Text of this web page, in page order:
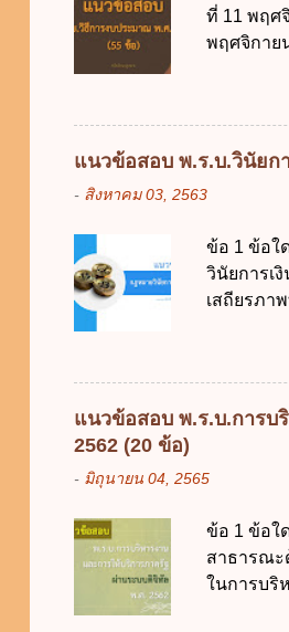
ที่ 11 พฤศ
พฤศจิกาย
2511 3.
คณะปฏิวั
การงบปร
ใช้จ่ายงบ
การงบปร
แนวข้อสอบ พ.ร.บ.วินัยก
- สิงหาคม 03, 2563
ข้อ 1 ข้อใ
วินัยการเ
เสถียรภา
ร้อยละ 10
การคลัง
ต้องการข
ของรัฐจะ
ประกอบก
การจัดสร
แนวข้อสอบ พ.ร.บ.การบ
2562 (20 ข้อ)
- มิถุนายน 04, 2565
ข้อ 1 ข้อใ
สาธารณะ
ในการบริ